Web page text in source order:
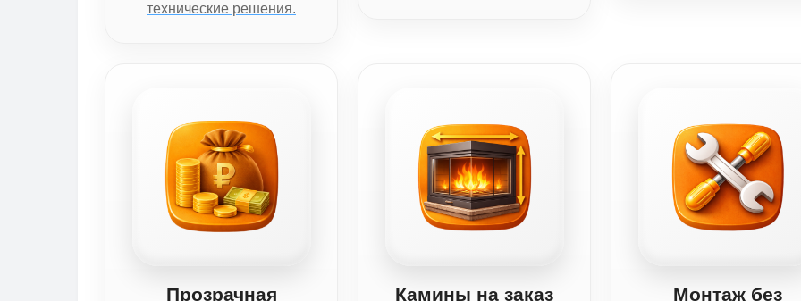
технические решения.
Прозрачная Камины на заказ Монтаж без